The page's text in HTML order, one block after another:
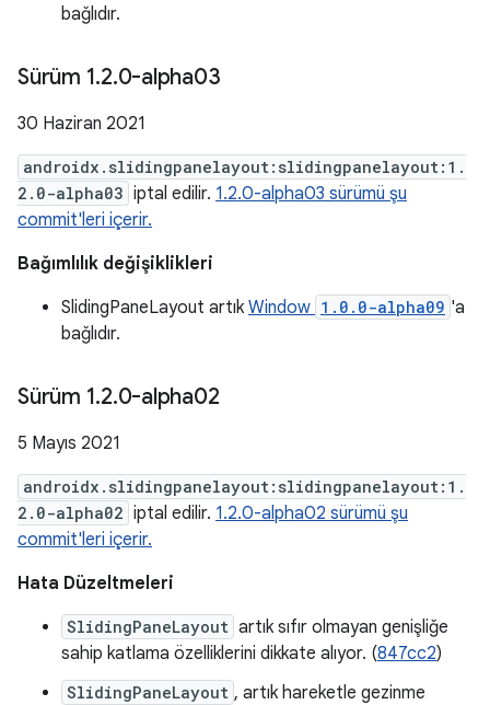
bağlıdır.
Sürüm 1.2.0-alpha03
30 Haziran 2021
androidx.slidingpanelayout:slidingpanelayout:1.
2.0-alpha03 iptal edilir. 1.2.0-alpha03 sürümü şu
commit'leri içerir.
Bağımlılık değişiklikleri
SlidingPaneLayout artık Window 1.0.0-alpha09 'a
bağlıdır.
Sürüm 1.2.0-alpha02
5 Mayıs 2021
androidx.slidingpanelayout:slidingpanelayout:1.
2.0-alpha02 iptal edilir. 1.2.0-alpha02 sürümü şu
commit'leri içerir.
Hata Düzeltmeleri
SlidingPaneLayout artık sıfır olmayan genişliğe
sahip katlama özelliklerini dikkate alıyor. (847cc2)
SlidingPaneLayout , artık hareketle gezinme